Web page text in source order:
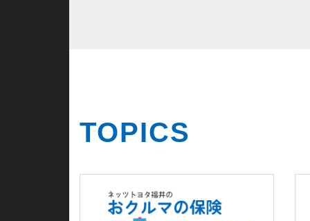
TOPICS